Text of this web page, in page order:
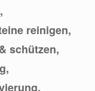
reinigen,
schützen,